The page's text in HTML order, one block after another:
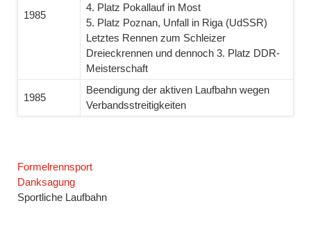
1985
4. Platz Pokallauf in Most
5. Platz Poznan, Unfall in Riga (UdSSR)
Letztes Rennen zum Schleizer
Dreieckrennen und dennoch 3. Platz DDR-
Meisterschaft
1985
Beendigung der aktiven Laufbahn wegen
Verbandsstreitigkeiten
Navigation
überspringen
Formelrennsport
Danksagung
Sportliche Laufbahn